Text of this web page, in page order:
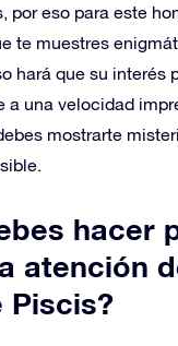
por eso para este
te muestres
hará que su interés
a una velocidad
mostrarte
hacer
atención
Piscis?